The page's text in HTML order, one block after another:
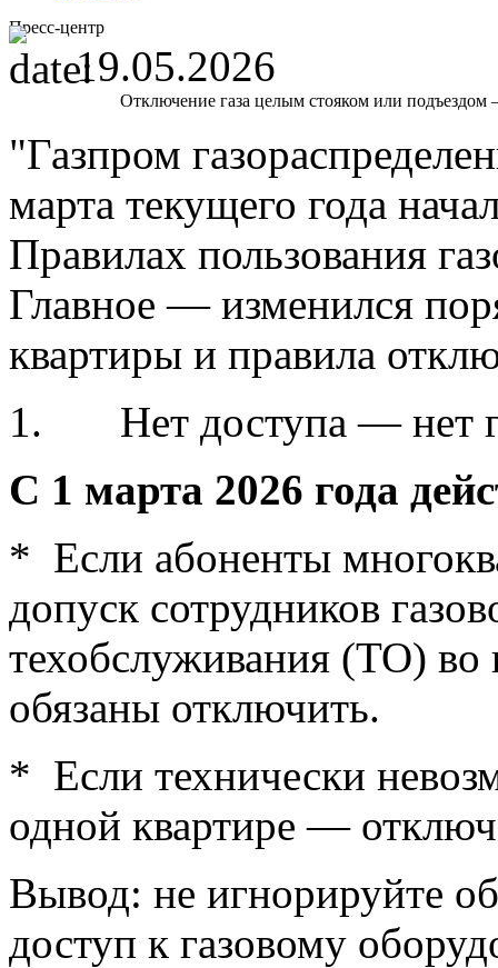
Пресс-центр
19.05.2026
Отключение газа целым стояком или подъездом
"Газпром
марта текущего года
Правилах пользования
Главное — изменился
квартиры и правила
1. Нет доступа — нет
С 1 марта 2026 года
* Если абоненты
допуск сотрудников
техобслуживания (ТО)
обязаны отключить.
* Если технически
одной квартире —
Вывод: не игнорируйте
доступ к газовому